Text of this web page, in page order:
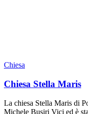
Chiesa
Chiesa Stella Maris
La chiesa Stella Maris di
Michele Busiri Vici ed è